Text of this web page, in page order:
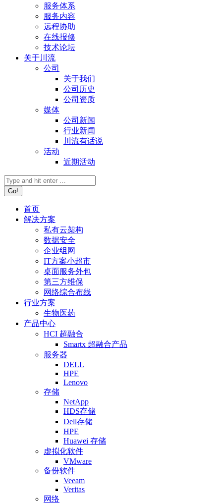
服务体系
服务内容
远程协助
在线报修
技术论坛
关于川流
公司
关于我们
公司历史
公司资质
媒体
公司新闻
行业新闻
川流有话说
活动
近期活动
首页
解决方案
私有云架构
数据安全
企业组网
IT方案小超市
桌面服务外包
第三方维保
网络综合布线
行业方案
生物医药
产品中心
HCI 超融合
Smartx 超融合产品
服务器
DELL
HPE
Lenovo
存储
NetApp
HDS存储
Dell存储
HPE
Huawei 存储
虚拟化软件
VMware
备份软件
Veeam
Veritas
网络